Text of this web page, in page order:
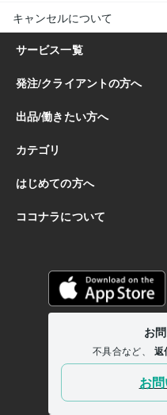
キャンセルについて